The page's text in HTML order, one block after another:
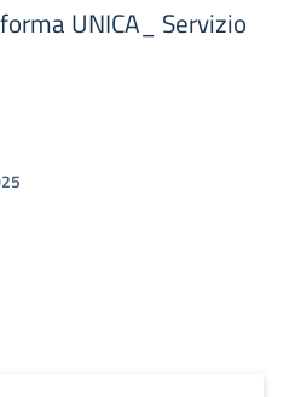
UNICA_ Servizio